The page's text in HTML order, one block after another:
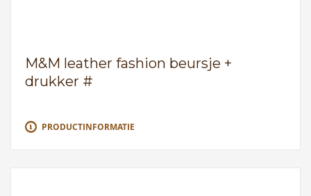
M&M leather fashion beursje +
drukker #
PRODUCTINFORMATIE